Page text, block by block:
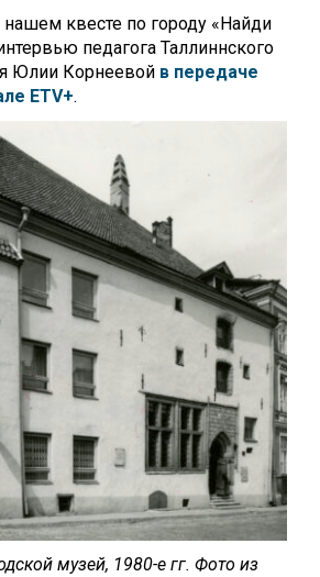
квесте по городу «Найди
педагога Таллиннского
Юлии Корнеевой в передаче
ETV+.
музей, 1980-е гг. Фото из